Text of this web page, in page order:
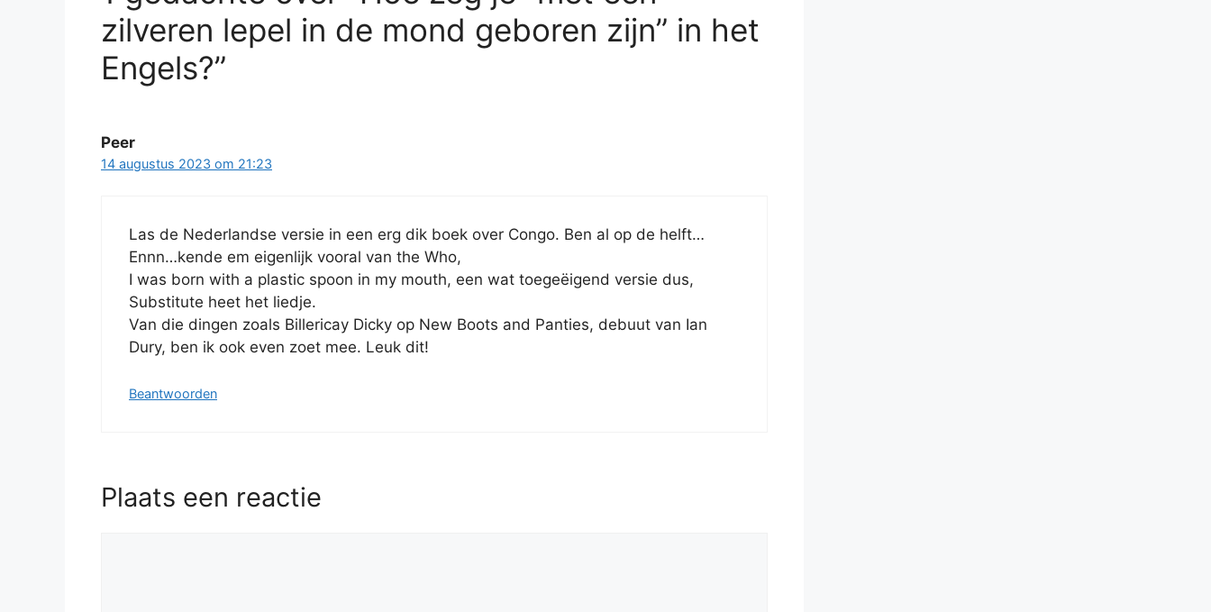
zilveren lepel in de mond geboren zijn” in het
Engels?”
Peer
14 augustus 2023 om 21:23
Las de Nederlandse versie in een erg dik boek over Congo. Ben al op de helft…
Ennn…kende em eigenlijk vooral van the Who,
I was born with a plastic spoon in my mouth, een wat toegeëigend versie dus,
Substitute heet het liedje.
Van die dingen zoals Billericay Dicky op New Boots and Panties, debuut van Ian
Dury, ben ik ook even zoet mee. Leuk dit!
Beantwoorden
Plaats een reactie